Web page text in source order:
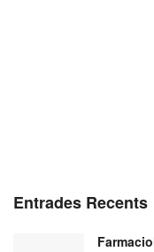
Entrades Recents